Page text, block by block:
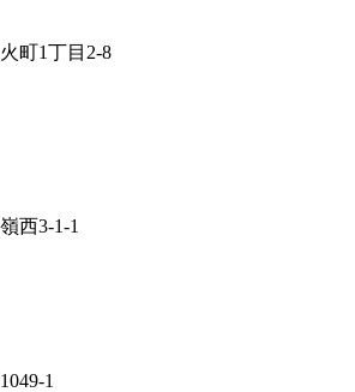
町1丁目2-8
西3-1-1
1